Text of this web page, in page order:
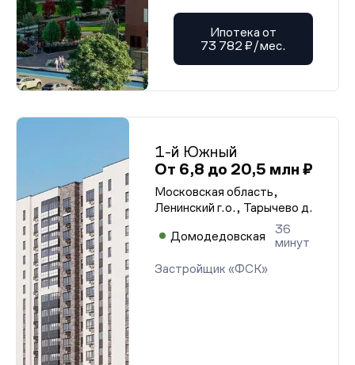
Ипотека от
73 782 ₽/мес.
1-й Южный
От 6,8 до 20,5 млн ₽
Московская область,
Ленинский г.о., Тарычево д.
Домодедовская
36
минут
Застройщик «ФСК»